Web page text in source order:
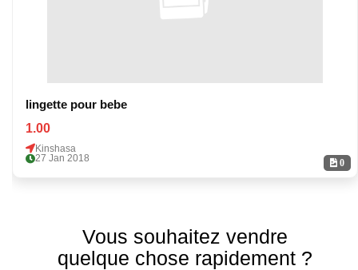
0
lingette pour bebe
1.00
Kinshasa
27 Jan 2018
Vous souhaitez vendre
quelque chose rapidement ?